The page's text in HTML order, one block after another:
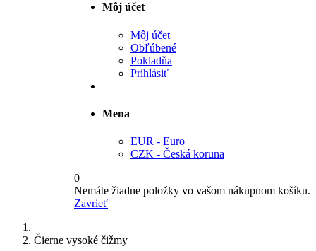
Môj účet
Môj účet
Obľúbené
Pokladňa
Prihlásiť
Mena
EUR - Euro
CZK - Česká koruna
0
Nemáte žiadne položky vo vašom nákupnom košíku.
Zavrieť
Čierne vysoké čižmy